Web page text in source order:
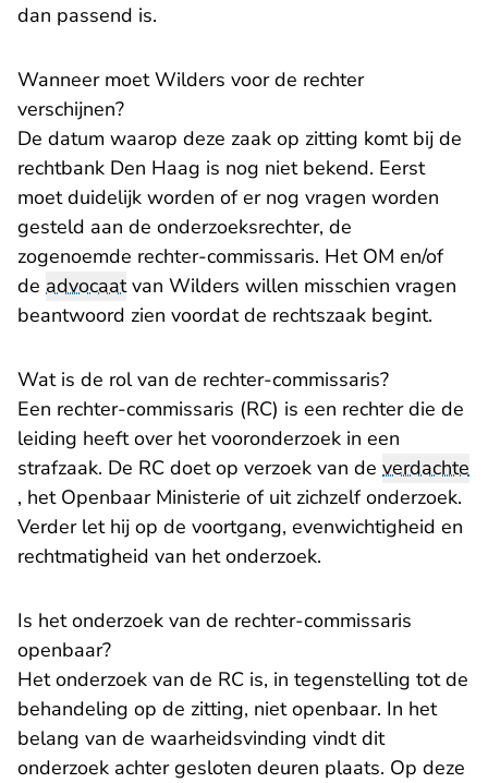
dan passend is.
Wanneer moet Wilders voor de rechter
verschijnen?
De datum waarop deze zaak op zitting komt bij de
rechtbank Den Haag is nog niet bekend. Eerst
moet duidelijk worden of er nog vragen worden
gesteld aan de onderzoeksrechter, de
zogenoemde rechter-commissaris. Het OM en/of
de advocaatvan Wilders willen misschien vragen
beantwoord zien voordat de rechtszaak begint.
Wat is de rol van de rechter-commissaris?
Een rechter-commissaris (RC) is een rechter die de
leiding heeft over het vooronderzoek in een
strafzaak. De RC doet op verzoek van de verdachte
, het Openbaar Ministerie of uit zichzelf onderzoek.
Verder let hij op de voortgang, evenwichtigheid en
rechtmatigheid van het onderzoek.
Is het onderzoek van de rechter-commissaris
openbaar?
Het onderzoek van de RC is, in tegenstelling tot de
behandeling op de zitting, niet openbaar. In het
belang van de waarheidsvinding vindt dit
onderzoek achter gesloten deuren plaats. Op deze